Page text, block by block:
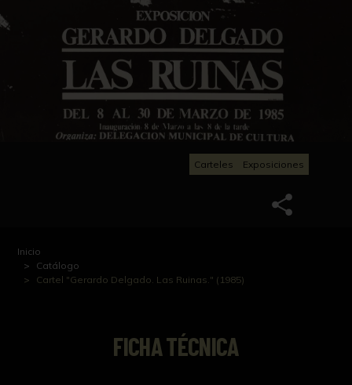
Carteles Exposiciones
Inicio
Catálogo
Cartel "Gerardo Delgado. Las Ruinas." (1985)
FICHA TÉCNICA